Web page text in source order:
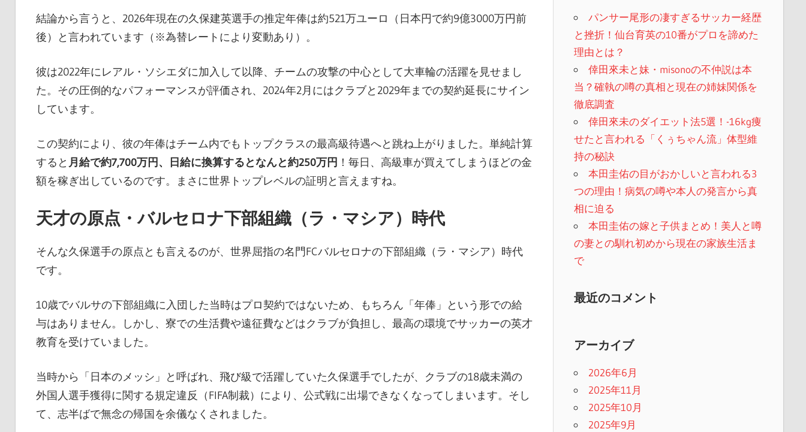
結論から言うと、2026年現在の久保建英選手の推定年俸は約521万ユーロ（日本円で約9億3000万円前
後）と言われています（※為替レートにより変動あり）。
彼は2022年にレアル・ソシエダに加入して以降、チームの攻撃の中心として大車輪の活躍を見せまし
た。その圧倒的なパフォーマンスが評価され、2024年2月にはクラブと2029年までの契約延長にサイン
しています。
この契約により、彼の年俸はチーム内でもトップクラスの最高級待遇へと跳ね上がりました。単純計算
すると 月給で約7,700万円、日給に換算するとなんと約250万円 ！毎日、高級車が買えてしまうほどの金
額を稼ぎ出しているのです。まさに世界トップレベルの証明と言えますね。
天才の原点・バルセロナ下部組織（ラ・マシア）時代
そんな久保選手の原点とも言えるのが、世界屈指の名門FCバルセロナの下部組織（ラ・マシア）時代
です。
10歳でバルサの下部組織に入団した当時はプロ契約ではないため、もちろん「年俸」という形での給
与はありません。しかし、寮での生活費や遠征費などはクラブが負担し、最高の環境でサッカーの英才
教育を受けていました。
当時から「日本のメッシ」と呼ばれ、飛び級で活躍していた久保選手でしたが、クラブの18歳未満の
外国人選手獲得に関する規定違反（FIFA制裁）により、公式戦に出場できなくなってしまいます。そし
て、志半ばで無念の帰国を余儀なくされました。
パンサー尾形の凄すぎるサッカー経歴
と挫折！仙台育英の10番がプロを諦めた
理由とは？
倖田來未と妹・misonoの不仲説は本
当？確執の噂の真相と現在の姉妹関係を
徹底調査
倖田來未のダイエット法5選！-16kg痩
せたと言われる「くぅちゃん流」体型維
持の秘訣
本田圭佑の目がおかしいと言われる3
つの理由！病気の噂や本人の発言から真
相に迫る
本田圭佑の嫁と子供まとめ！美人と噂
の妻との馴れ初めから現在の家族生活ま
で
最近のコメント
アーカイブ
2026年6月
2025年11月
2025年10月
2025年9月